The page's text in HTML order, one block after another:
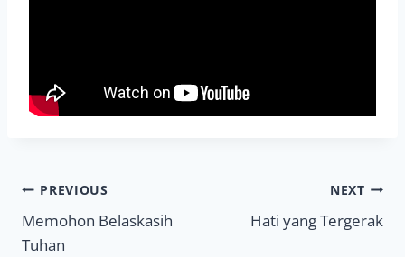
Navigasi
pos
PREVIOUS
Memohon Belaskasih
Tuhan
NEXT
Hati yang Tergerak